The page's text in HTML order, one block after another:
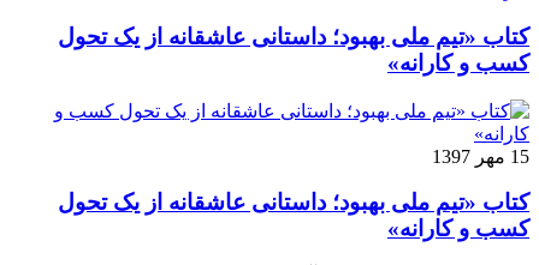
کتاب «تیم ملی بهبود؛ داستانی عاشقانه از یک تحول
کسب و کارانه»
15 مهر 1397
کتاب «تیم ملی بهبود؛ داستانی عاشقانه از یک تحول
کسب و کارانه»